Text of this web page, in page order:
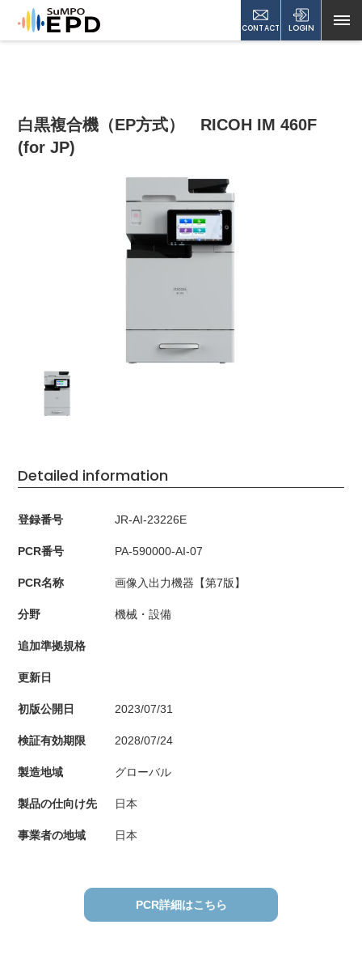
CONTACT LOGIN
白黒複合機（EP方式） RICOH IM 460F
(for JP)
Detailed information
登録番号 JR-AI-23226E
PCR番号 PA-590000-AI-07
PCR名称 画像入出力機器【第7版】
分野 機械・設備
追加準拠規格
更新日
初版公開日 2023/07/31
検証有効期限 2028/07/24
製造地域 グローバル
製品の仕向け先 日本
事業者の地域 日本
PCR詳細はこちら